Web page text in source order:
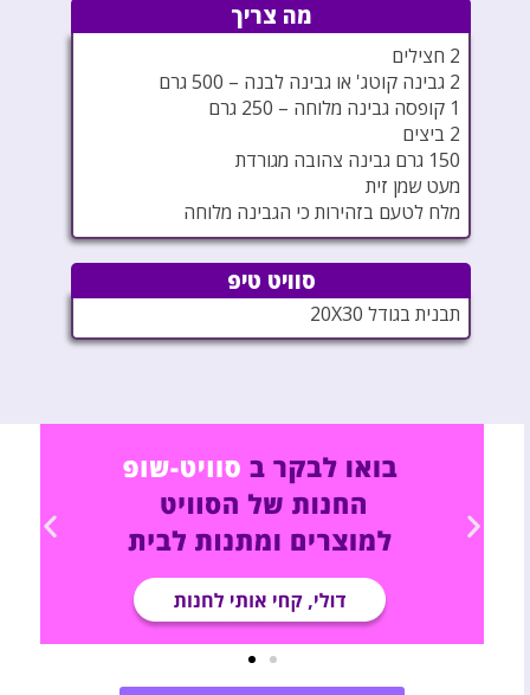
מה צריך
2 חצילים
2 גבינה קוטג' או גבינה לבנה – 500 גרם
1 קופסה גבינה מלוחה – 250 גרם
2 ביצים
150 גרם גבינה צהובה מגורדת
מעט שמן זית
מלח לטעם בזהירות כי הגבינה מלוחה
סוויט טיפ
תבנית בגודל 20X30